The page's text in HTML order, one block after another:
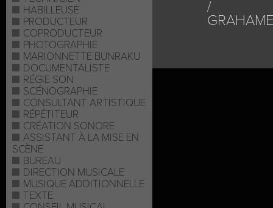
HABILLEUSE
PRODUCTEUR
COPRODUCTEUR
PHOTOGRAPHIE
MARIONNETTE BUNRAKU
DOCUMENTALISTE
RÉGIE SON
SCÉNOGRAPHIE
CONSULTANT ARTISTIQUE
RÉPÉTITEUR
CRÉATION SONORE
ASSISTANT À LA MISE EN
SCÈNE
BUREAU
DIRECTION MUSICALE
MUSIQUE ADDITIONNELLE
TEXTE